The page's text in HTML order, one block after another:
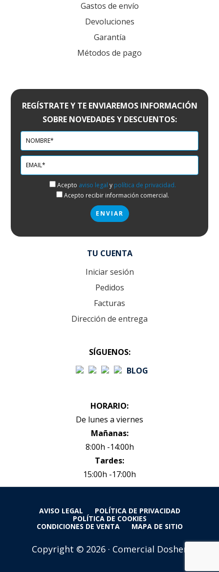
Gastos de envío
Devoluciones
Garantía
Métodos de pago
REGÍSTRATE Y TE ENVIAREMOS INFORMACIÓN
SOBRE NOVEDADES Y DESCUENTOS:
Acepto aviso legal y política de privacidad.
Acepto recibir información comercial.
TU CUENTA
Iniciar sesión
Pedidos
Facturas
Dirección de entrega
SÍGUENOS:
BLOG
HORARIO:
De lunes a viernes
Mañanas:
8:00h -14:00h
Tardes:
15:00h -17:00h
AVISO LEGAL
POLÍTICA DE PRIVACIDAD
POLÍTICA DE COOKIES
CONDICIONES DE VENTA
MAPA DE SITIO
Copyright © 2026 · Comercial Dosher